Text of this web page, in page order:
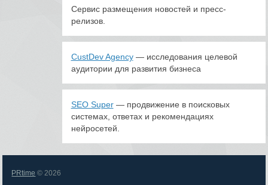
Сервис размещения новостей и пресс-
релизов.
CustDev Agency— исследования целевой
аудитории для развития бизнеса
SEO Super— продвижение в поисковых
системах, ответах и рекомендациях
нейросетей.
PRtime © 2026